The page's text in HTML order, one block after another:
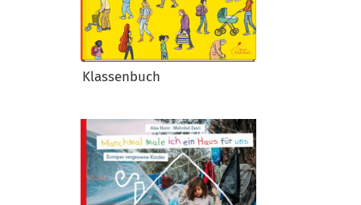
Klassenbuch